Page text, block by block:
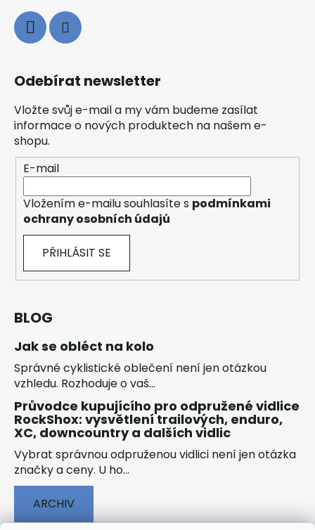
Odebírat newsletter
Vložte svůj e-mail a my vám budeme zasílat
informace o nových produktech na našem e-
shopu.
E-mail
Vložením e-mailu souhlasíte s podmínkami
ochrany osobních údajů
PŘIHLÁSIT SE
BLOG
Jak se obléct na kolo
Správné cyklistické oblečení není jen otázkou
vzhledu. Rozhoduje o vaš...
Průvodce kupujícího pro odpružené vidlice
RockShox: vysvětlení trailových, enduro,
XC, downcountry a dalších vidlic
Vybrat správnou odpruženou vidlici není jen otázka
značky a ceny. U ho...
ARCHIV